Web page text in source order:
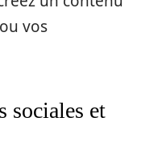
vos
sociales et